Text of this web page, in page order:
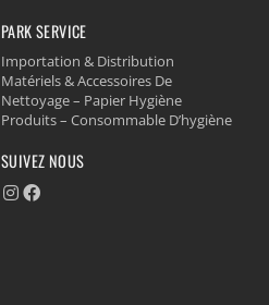
PARK SERVICE
Importation & Distribution
Matériels & Accessoires De
Nettoyage – Papier Hygiène
Produits – Consommable D’hygiène
SUIVEZ NOUS